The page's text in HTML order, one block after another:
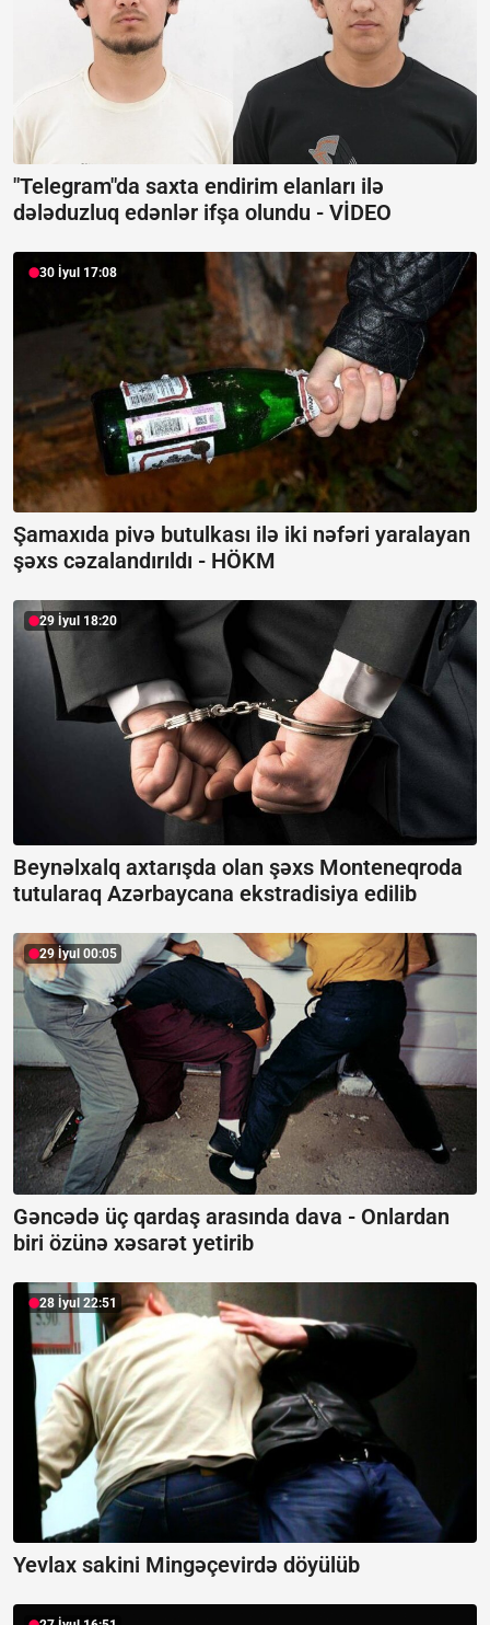
"Telegram"da saxta endirim elanları ilə
dələduzluq edənlər ifşa olundu - VİDEO
30 İyul 17:08
Şamaxıda pivə butulkası ilə iki nəfəri yaralayan
şəxs cəzalandırıldı - HÖKM
29 İyul 18:20
Beynəlxalq axtarışda olan şəxs Monteneqroda
tutularaq Azərbaycana ekstradisiya edilib
29 İyul 00:05
Gəncədə üç qardaş arasında dava - Onlardan
biri özünə xəsarət yetirib
28 İyul 22:51
Yevlax sakini Mingəçevirdə döyülüb